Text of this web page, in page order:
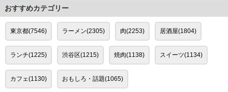
おすすめカテゴリー
東京都(7546) ラーメン(2305) 肉(2253) 居酒屋(1804)
ランチ(1225) 渋谷区(1215) 焼肉(1138) スイーツ(1134)
カフェ(1130) おもしろ・話題(1065)